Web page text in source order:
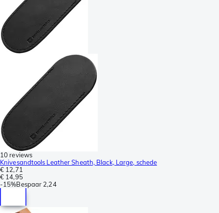
10 reviews
Knivesandtools Leather Sheath, Black, Large, schede
€ 12,71
€ 14,95
-15%Bespaar 2,24